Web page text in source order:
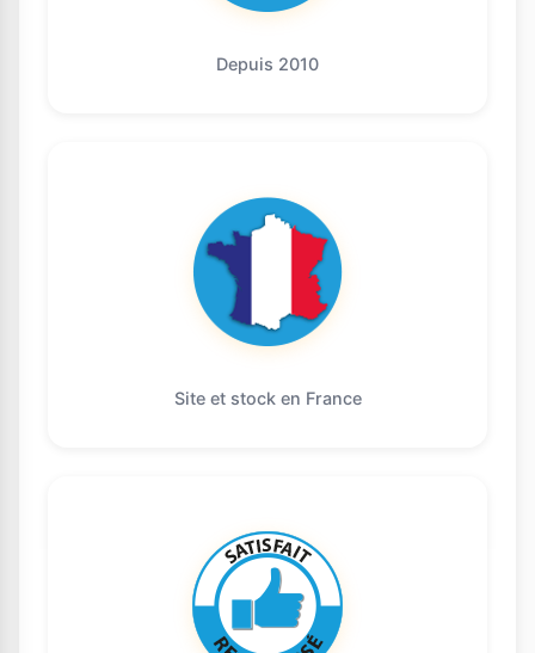
Depuis 2010
Site et stock en France